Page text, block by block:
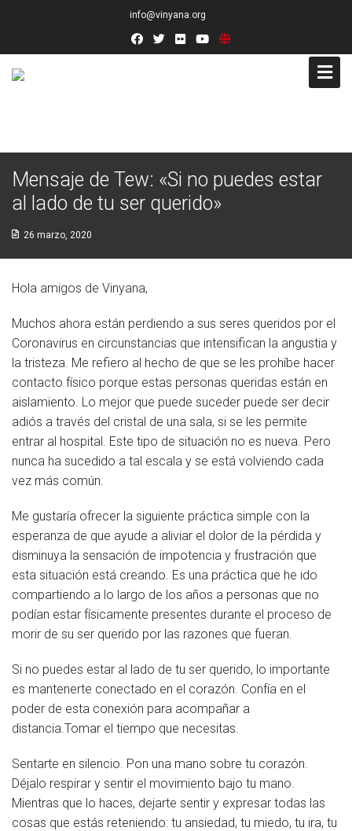
info@vinyana.org
Conócenos
Socios Fundadores
Junta Directiva
Socios de Número
Socios Colaboradores
Colaboramos con
Formaciones
Nuestra propuesta de formación
Realizadas
Acompañamiento
Noticias
Vídeos
Contacto
Cómo Colaborar
Mensaje de Tew: «Si no puedes estar
al lado de tu ser querido»
26 marzo, 2020
Hola amigos de Vinyana,
Muchos ahora están perdiendo a sus seres queridos por el
Coronavirus en circunstancias que intensifican la angustia y
la tristeza. Me refiero al hecho de que se les prohíbe hacer
contacto físico porque estas personas queridas están en
aislamiento. Lo mejor que puede suceder puede ser decir
adiós a través del cristal de una sala, si se les permite
entrar al hospital. Este tipo de situación no es nueva. Pero
nunca ha sucedido a tal escala y se está volviendo cada
vez más común.
Me gustaría ofrecer la siguiente práctica simple con la
esperanza de que ayude a aliviar el dolor de la pérdida y
disminuya la sensación de impotencia y frustración que
esta situación está creando. Es una práctica que he ido
compartiendo a lo largo de los años a personas que no
podían estar físicamente presentes durante el proceso de
morir de su ser querido por las razones que fueran.
Si no puedes estar al lado de tu ser querido, lo importante
es mantenerte conectado en el corazón. Confía en el
poder de esta conexión para acompañar a
distancia.Tomar el tiempo que necesitas.
Sentarte en silencio. Pon una mano sobre tu corazón.
Déjalo respirar y sentir el movimiento bajo tu mano.
Mientras que lo haces, dejarte sentir y expresar todas las
cosas que estás reteniendo: tu ansiedad, tu miedo, tu ira, tu